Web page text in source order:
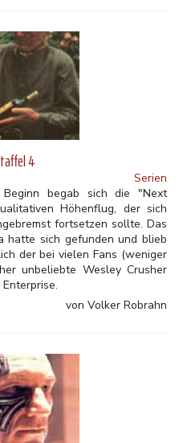
4
Serien
begab sich die "Next
Höhenflug, der sich
fortsetzen sollte. Das
hatte sich gefunden und blieb
der bei vielen Fans (weniger
unbeliebte Wesley Crusher
von Volker Robrahn